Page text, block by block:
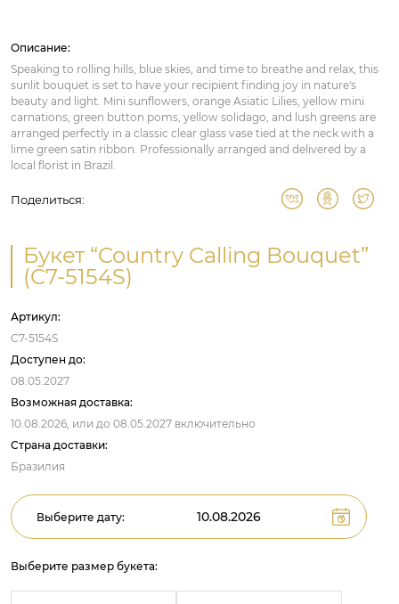
Описание:
Speaking to rolling hills, blue skies, and time to breathe and relax, this
sunlit bouquet is set to have your recipient finding joy in nature's
beauty and light. Mini sunflowers, orange Asiatic Lilies, yellow mini
carnations, green button poms, yellow solidago, and lush greens are
arranged perfectly in a classic clear glass vase tied at the neck with a
lime green satin ribbon. Professionally arranged and delivered by a
local florist in Brazil.
Поделиться:
Букет “Country Calling Bouquet”
(C7-5154S)
Артикул:
C7-5154S
Доступен до:
08.05.2027
Возможная доставка:
10.08.2026, или до 08.05.2027 включительно
Страна доставки:
Бразилия
Выберите дату:
Выберите размер букета: